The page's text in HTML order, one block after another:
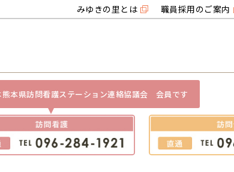
みゆきの里とは 職員採用のご案内
熊本県訪問看護ステーション連絡協議会 会員です